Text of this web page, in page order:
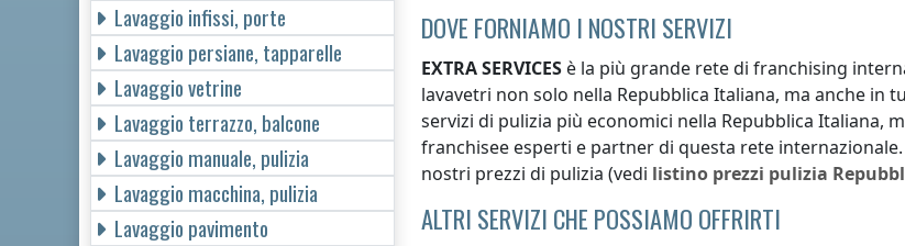
DOVE FORNIAMO I NOSTRI SERVIZI
EXTRA SERVICES è la più grande rete di franchising
lavavetri non solo nella Repubblica Italiana, ma anche in
servizi di pulizia più economici nella Repubblica Italiana,
franchisee esperti e partner di questa rete
nostri prezzi di pulizia (vedi listino prezzi pulizia
ALTRI SERVIZI CHE POSSIAMO OFFRIRTI
Lavaggio infissi, porte
Lavaggio persiane, tapparelle
Lavaggio vetrine
Lavaggio terrazzo, balcone
Lavaggio manuale, pulizia
Lavaggio macchina, pulizia
Lavaggio pavimento